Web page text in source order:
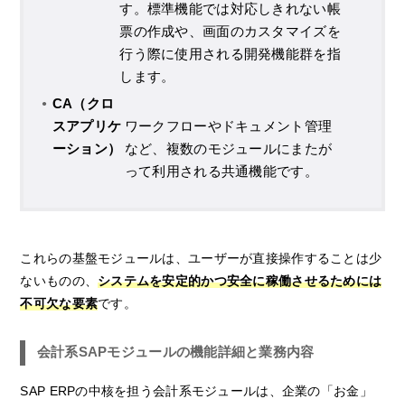
す。標準機能では対応しきれない帳
票の作成や、画面のカスタマイズを
行う際に使用される開発機能群を指
します。
CA（クロ
スアプリケ
ーション）
ワークフローやドキュメント管理
など、複数のモジュールにまたが
って利用される共通機能です。
これらの基盤モジュールは、ユーザーが直接操作することは少
ないものの、システムを安定的かつ安全に稼働させるためには
不可欠な要素です。
会計系SAPモジュールの機能詳細と業務内容
SAP ERPの中核を担う会計系モジュールは、企業の「お金」